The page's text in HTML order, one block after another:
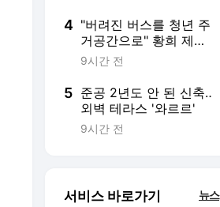
4 "버려진 버스를 청년 주
거공간으로" 황희 제안
에 "당신부터 살라" 비판
9시간 전
5 준공 2년도 안 된 신축‥
외벽 테라스 '와르르'
9시간 전
서비스 바로가기 뉴스